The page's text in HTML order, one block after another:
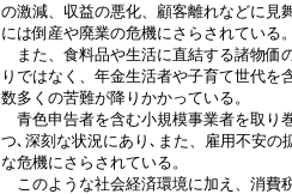
の激減、収益の悪化、顧客離れなどに見
には倒産や廃業の危機にさらされている
また、食料品や生活に直結する諸物価
りではなく、年金生活者や子育て世代を
数多くの苦難が降りかかっている。
青色申告者を含む小規模事業者を取り
つ､深刻な状況にあり､また、雇用不安の
な危機にさらされている。
このような社会経済環境に加え、消費